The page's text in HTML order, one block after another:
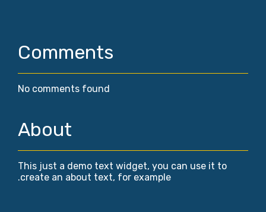
Comments
No comments found
About
This just a demo text widget, you can use it to
create an about text, for example.